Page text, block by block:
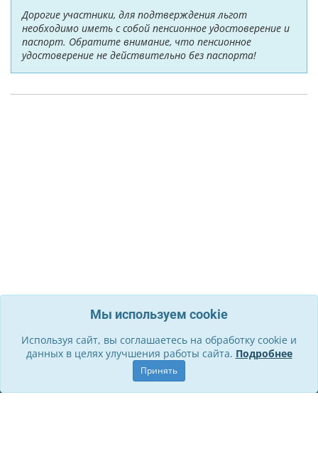
Дорогие участники, для подтверждения льгот
необходимо иметь с собой пенсионное удостоверение и
паспорт. Обратите внимание, что пенсионное
удостоверение не действительно без паспорта!
Мы используем cookie
Используя сайт, вы соглашаетесь на обработку cookie и
данных в целях улучшения работы сайта. Подробнее
Принять